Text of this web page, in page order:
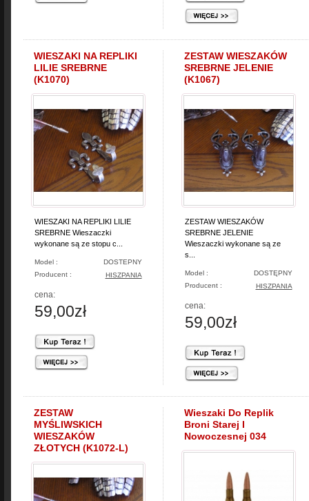
WIESZAKI NA REPLIKI
LILIE SREBRNE
(K1070)
WIESZAKI NA REPLIKI LILIE
SREBRNE Wieszaczki
wykonane są ze stopu c...
Model :
DOSTEPNY
Producent :
HISZPANIA
cena:
59,00zł
ZESTAW WIESZAKÓW
SREBRNE JELENIE
(K1067)
ZESTAW WIESZAKÓW
SREBRNE JELENIE
Wieszaczki wykonane są ze
s...
Model :
DOSTĘPNY
Producent :
HISZPANIA
cena:
59,00zł
ZESTAW
MYŚLIWSKICH
WIESZAKÓW
ZŁOTYCH (K1072-L)
Wieszaki Do Replik
Broni Starej I
Nowoczesnej 034